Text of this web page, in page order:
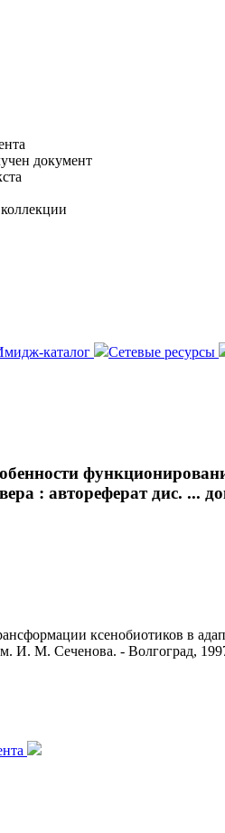
документ
каталог
Сетевые ресурсы
: автореферат дис. ...
ксенобиотиков в
И. М. Сеченова. - Волгоград,